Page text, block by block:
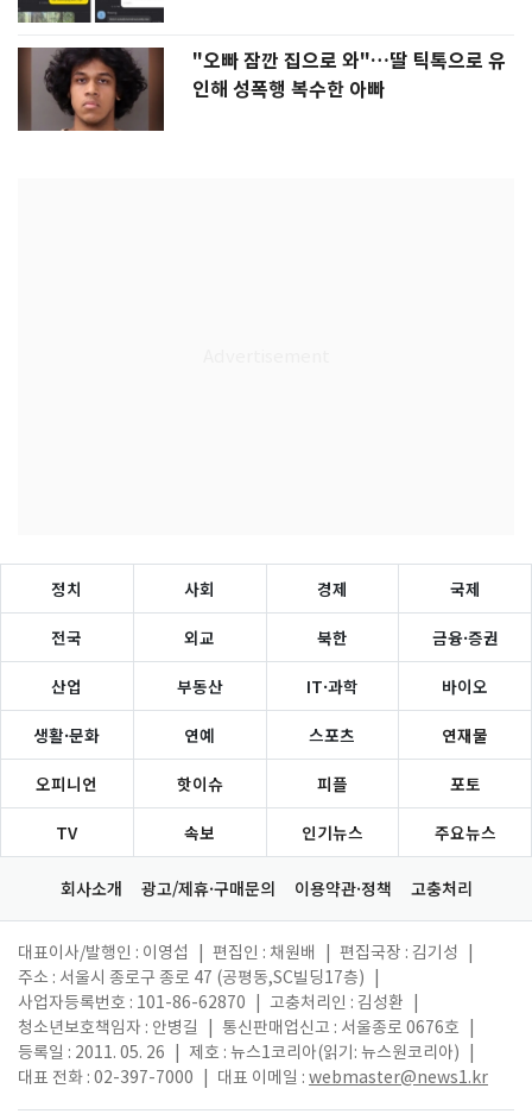
"오빠 잠깐 집으로 와"…딸 틱톡으로 유
인해 성폭행 복수한 아빠
정치 사회 경제 국제
전국 외교 북한 금융·증권
산업 부동산 IT·과학 바이오
생활·문화 연예 스포츠 연재물
오피니언 핫이슈 피플 포토
TV 속보 인기뉴스 주요뉴스
회사소개 광고/제휴·구매문의 이용약관·정책 고충처리
대표이사/발행인 : 이영섭 편집인 : 채원배 편집국장 : 김기성
주소 : 서울시 종로구 종로 47 (공평동,SC빌딩17층)
사업자등록번호 : 101-86-62870
고충처리인 : 김성환
청소년보호책임자 : 안병길
통신판매업신고 : 서울종로 0676호
등록일 : 2011. 05. 26
제호 : 뉴스1코리아(읽기: 뉴스원코리아)
대표 전화 : 02-397-7000
대표 이메일 : webmaster@news1.kr